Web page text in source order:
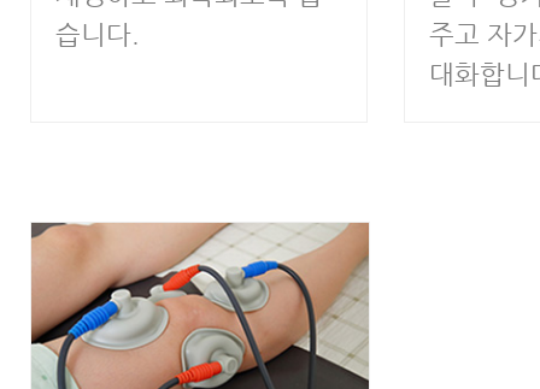
습니다.
주고 자
대화합니